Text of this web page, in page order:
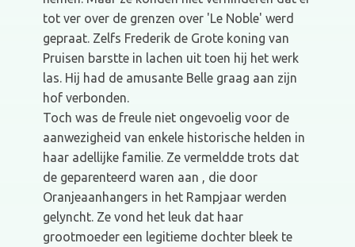
tot ver over de grenzen over 'Le Noble' werd
gepraat. Zelfs Frederik de Grote koning van
Pruisen barstte in lachen uit toen hij het werk
las. Hij had de amusante Belle graag aan zijn
hof verbonden.
Toch was de freule niet ongevoelig voor de
aanwezigheid van enkele historische helden in
haar adellijke familie. Ze vermeldde trots dat
de geparenteerd waren aan , die door
Oranjeaanhangers in het Rampjaar werden
gelyncht. Ze vond het leuk dat haar
grootmoeder een legitieme dochter bleek te